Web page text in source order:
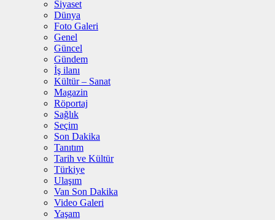
Siyaset
Dünya
Foto Galeri
Genel
Güncel
Gündem
İş ilanı
Kültür – Sanat
Magazin
Röportaj
Sağlık
Seçim
Son Dakika
Tanıtım
Tarih ve Kültür
Türkiye
Ulaşım
Van Son Dakika
Video Galeri
Yaşam